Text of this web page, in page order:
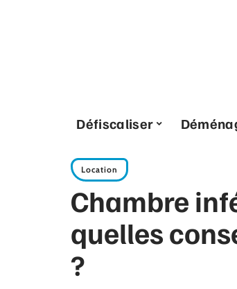
Défiscaliser
Location
Chambre
quelles
?